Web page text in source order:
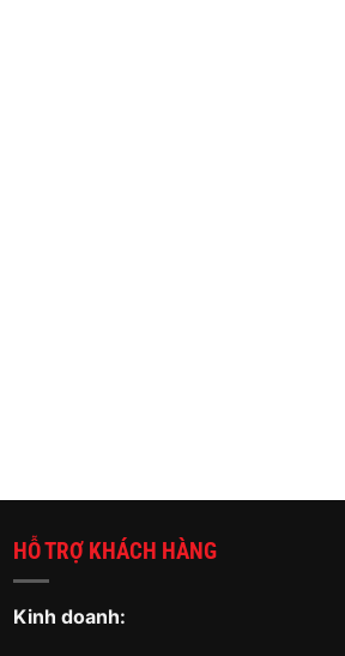
HỖ TRỢ KHÁCH HÀNG
Kinh doanh: